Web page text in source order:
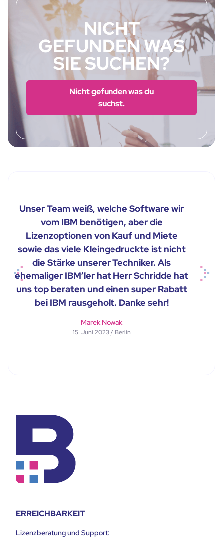
NICHT
GEFUNDEN WAS
SIE SUCHEN?
Nicht gefunden was du
suchst.
Unser Team weiß, welche Software wir
vom IBM benötigen, aber die
Lizenzoptionen von Kauf und Miete
sowie das viele Kleingedruckte ist nicht
die Stärke unserer Techniker. Als
ehemaliger IBM’ler hat Herr Schridde hat
uns top beraten und einen super Rabatt
bei IBM rausgeholt. Danke sehr!
Marek Nowak
15. Juni 2023 / Berlin
Previous Next
ERREICHBARKEIT
Lizenzberatung und Support: